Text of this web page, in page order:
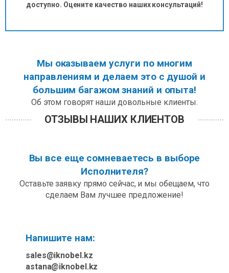
доступно. Оцените качество наших консультаций!
Мы оказываем услуги по многим
направлениям и делаем это с душой и
большим багажом знаний и опыта!
Об этом говорят наши довольные клиенты.
ОТЗЫВЫ НАШИХ КЛИЕНТОВ
Вы все еще сомневаетесь в выборе
Исполнителя?
Оставьте заявку прямо сейчас, и мы обещаем, что
сделаем Вам лучшее предложение!
Напишите нам:
sales@iknobel.kz
astana@iknobel.kz